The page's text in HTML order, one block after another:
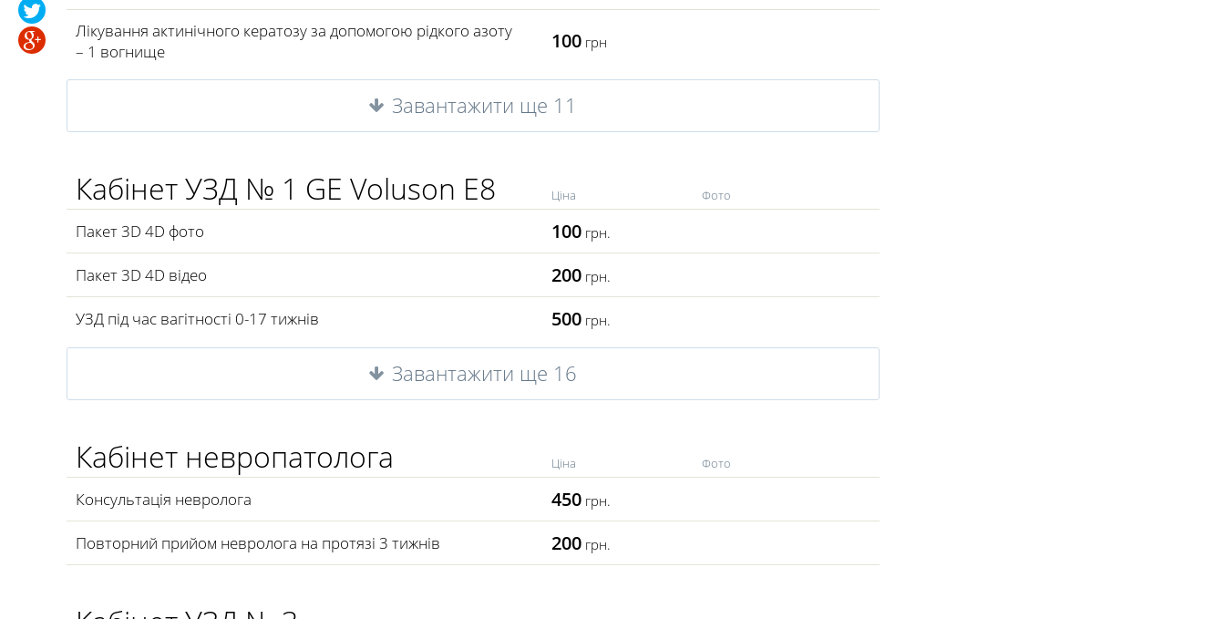
Лікування актинічного кератозу за допомогою рідкого азоту
– 1 вогнище
100 грн
Завантажити ще 11
Кабінет УЗД № 1 GE Voluson E8 Ціна Фото
Пакет 3D 4D фото 100 грн.
Пакет 3D 4D відео 200 грн.
УЗД під час вагітності 0-17 тижнів 500 грн.
Завантажити ще 16
Кабінет невропатолога Ціна Фото
Консультація невролога 450 грн.
Повторний прийом невролога на протязі 3 тижнів 200 грн.